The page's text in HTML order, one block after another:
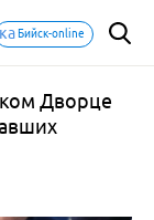
Бийск-online
Дворце